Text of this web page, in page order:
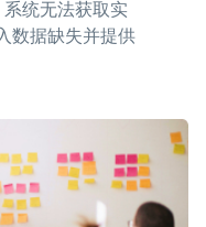
统无法获取实
数据缺失并提供